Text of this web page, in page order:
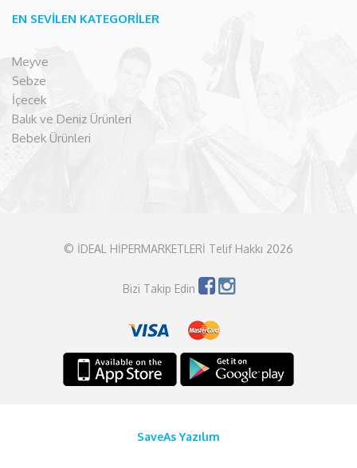
EN SEVİLEN KATEGORİLER
Meyve
Sebze
İçecek
Balık ve Deniz Ürünleri
Bebek Ürünleri
© İDEAL HİPERMARKETLERİ Telif Hakkı 2026
Bizi Takip Edin
SaveAs Yazılım